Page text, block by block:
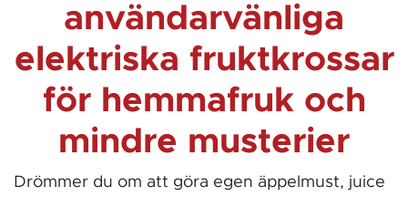
användarvänliga
elektriska fruktkrossar
för hemmafruk och
mindre musterier
Drömmer du om att göra egen äppelmust, juice